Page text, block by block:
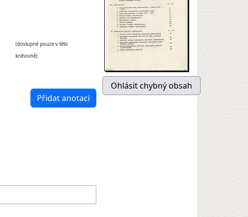
(dostupné pouze v této
knihovně)
Přidat anotaci